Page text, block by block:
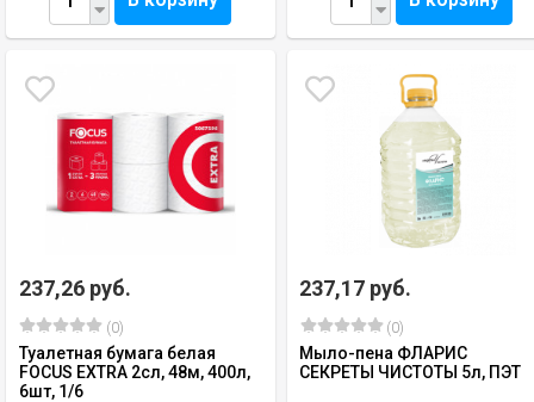
237,26 руб.
(0)
Туалетная бумага белая
FOCUS EXTRA 2сл, 48м, 400л,
6шт, 1/6
237,17 руб.
(0)
Мыло-пена ФЛАРИС
СЕКРЕТЫ ЧИСТОТЫ 5л, ПЭТ